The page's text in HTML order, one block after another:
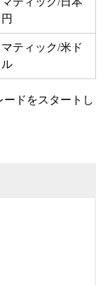
円
マティック/米ド
ル
ードをスタートし